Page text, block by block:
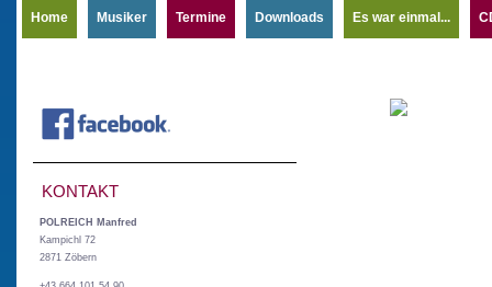
Home Musiker Termine Downloads Es war einmal...
KONTAKT
POLREICH Manfred
Kampichl 72
2871 Zöbern